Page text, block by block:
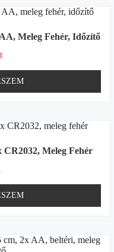
Meleg Fehér, Időzítő
Meleg Fehér